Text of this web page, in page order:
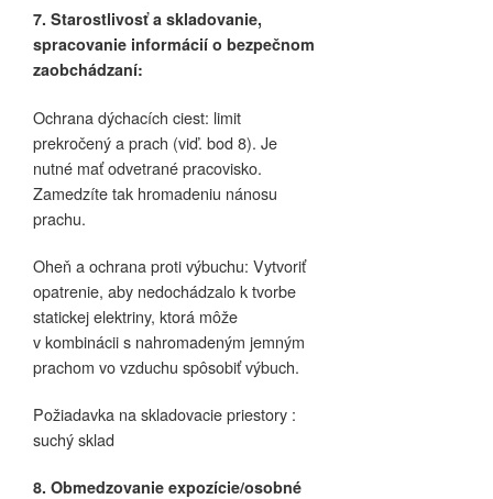
7. Starostlivosť a skladovanie,
spracovanie informácií o bezpečnom
zaobchádzaní:
Ochrana dýchacích ciest: limit
prekročený a prach (viď. bod 8). Je
nutné mať odvetrané pracovisko.
Zamedzíte tak hromadeniu nánosu
prachu.
Oheň a ochrana proti výbuchu: Vytvoriť
opatrenie, aby nedochádzalo k tvorbe
statickej elektriny, ktorá môže
v kombinácii s nahromadeným jemným
prachom vo vzduchu spôsobiť výbuch.
Požiadavka na skladovacie priestory :
suchý sklad
8. Obmedzovanie expozície/osobné